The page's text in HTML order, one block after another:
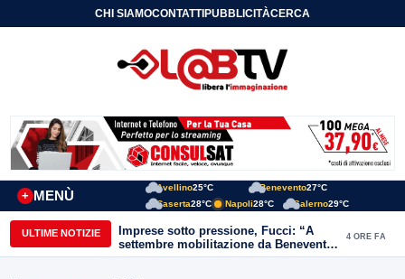
CHI SIAMOCONTATTIPUBBLICITÀCERCA
MENÙ
+
Avellino25°C Benevento27°C
Caserta28°C Napoli28°C Salerno29°C
ULTIME NOTIZIE
Imprese sotto pressione, Fucci: “A
settembre mobilitazione da Benevento
e Avellino”
4 ORE FA